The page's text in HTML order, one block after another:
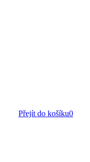
Přejít do košíku0